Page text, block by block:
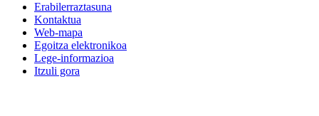
Erabilerraztasuna
Kontaktua
Web-mapa
Egoitza elektronikoa
Lege-informazioa
Itzuli gora